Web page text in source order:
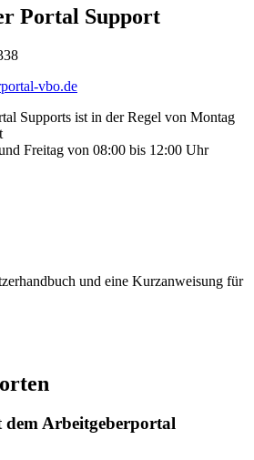
Portal Support
vbo.de
Supports ist in der Regel von Montag
Freitag von 08:00 bis 12:00 Uhr
und eine Kurzanweisung für
dem Arbeitgeberportal